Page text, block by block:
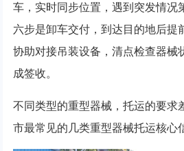
车，实时同步位置，遇到突发情况
六步是卸车交付，到达目的地后提
协助对接吊装设备，清点检查器械
成签收。
不同类型的重型器械，托运的要求
市最常见的几类重型器械托运核心